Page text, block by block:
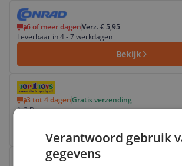
6 of meer dagenVerz. € 5,95
Leverbaar in 4 - 7 werkdagen
Bekijk
Bekijk product
3 tot 4 dagenGratis verzending
1-3 Days
Bekijk product
Bekijk product
Verantwoord gebruik
gegevens